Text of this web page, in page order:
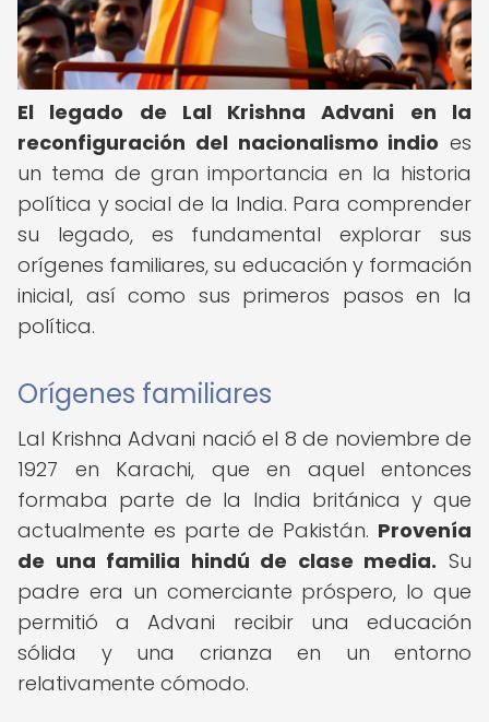
El legado de Lal Krishna Advani en la
reconfiguración del nacionalismo indio es
un tema de gran importancia en la historia
política y social de la India. Para comprender
su legado, es fundamental explorar sus
orígenes familiares, su educación y formación
inicial, así como sus primeros pasos en la
política.
Orígenes familiares
Lal Krishna Advani nació el 8 de noviembre de
1927 en Karachi, que en aquel entonces
formaba parte de la India británica y que
actualmente es parte de Pakistán. Provenía
de una familia hindú de clase media. Su
padre era un comerciante próspero, lo que
permitió a Advani recibir una educación
sólida y una crianza en un entorno
relativamente cómodo.